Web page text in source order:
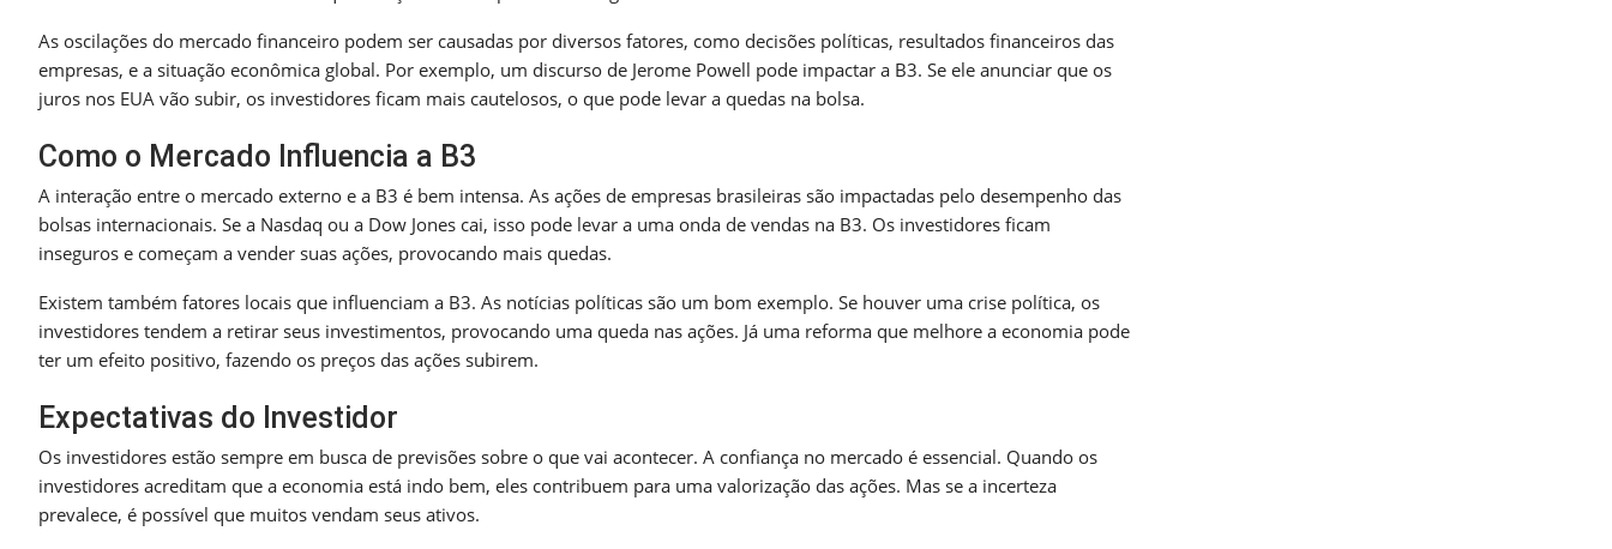
As oscilações do mercado financeiro podem ser causadas por diversos fatores, como decisões políticas, resultados financeiros das
empresas, e a situação econômica global. Por exemplo, um discurso de Jerome Powell pode impactar a B3. Se ele anunciar que os
juros nos EUA vão subir, os investidores ficam mais cautelosos, o que pode levar a quedas na bolsa.
Como o Mercado Influencia a B3
A interação entre o mercado externo e a B3 é bem intensa. As ações de empresas brasileiras são impactadas pelo desempenho das
bolsas internacionais. Se a Nasdaq ou a Dow Jones cai, isso pode levar a uma onda de vendas na B3. Os investidores ficam
inseguros e começam a vender suas ações, provocando mais quedas.
Existem também fatores locais que influenciam a B3. As notícias políticas são um bom exemplo. Se houver uma crise política, os
investidores tendem a retirar seus investimentos, provocando uma queda nas ações. Já uma reforma que melhore a economia pode
ter um efeito positivo, fazendo os preços das ações subirem.
Expectativas do Investidor
Os investidores estão sempre em busca de previsões sobre o que vai acontecer. A confiança no mercado é essencial. Quando os
investidores acreditam que a economia está indo bem, eles contribuem para uma valorização das ações. Mas se a incerteza
prevalece, é possível que muitos vendam seus ativos.